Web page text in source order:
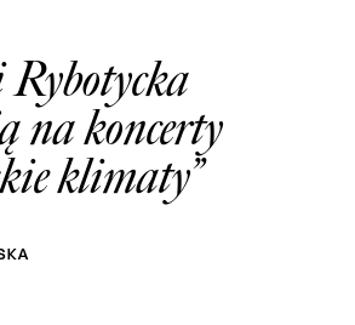
na koncerty
klimaty”